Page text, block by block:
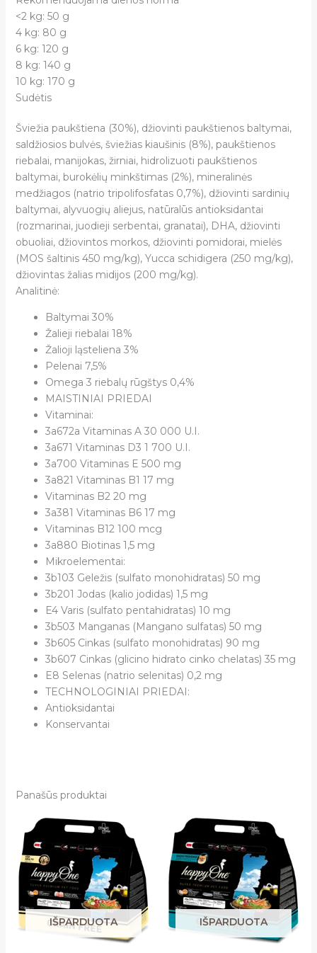
<2 kg: 50 g
4 kg: 80 g
6 kg: 120 g
8 kg: 140 g
10 kg: 170 g
Sudėtis
Šviežia paukštiena (30%), džiovinti paukštienos baltymai,
saldžiosios bulvės, šviežias kiaušinis (8%), paukštienos
riebalai, manijokas, žirniai, hidrolizuoti paukštienos
baltymai, burokėlių minkštimas (2%), mineralinės
medžiagos (natrio tripolifosfatas 0,7%), džiovinti sardinių
baltymai, alyvuogių aliejus, natūralūs antioksidantai
(rozmarinai, juodieji serbentai, granatai), DHA, džiovinti
obuoliai, džiovintos morkos, džiovinti pomidorai, mielės
(MOS šaltinis 450 mg/kg), Yucca schidigera (250 mg/kg),
džiovintas žalias midijos (200 mg/kg).
Analitinė:
Baltymai 30%
Žalieji riebalai 18%
Žalioji ląsteliena 3%
Pelenai 7,5%
Omega 3 riebalų rūgštys 0,4%
MAISTINIAI PRIEDAI
Vitaminai:
3a672a Vitaminas A 30 000 U.I.
3a671 Vitaminas D3 1 700 U.I.
3a700 Vitaminas E 500 mg
3a821 Vitaminas B1 17 mg
Vitaminas B2 20 mg
3a381 Vitaminas B6 17 mg
Vitaminas B12 100 mcg
3a880 Biotinas 1,5 mg
Mikroelementai:
3b103 Geležis (sulfato monohidratas) 50 mg
3b201 Jodas (kalio jodidas) 1,5 mg
E4 Varis (sulfato pentahidratas) 10 mg
3b503 Manganas (Mangano sulfatas) 50 mg
3b605 Cinkas (sulfato monohidratas) 90 mg
3b607 Cinkas (glicino hidrato cinko chelatas) 35 mg
E8 Selenas (natrio selenitas) 0,2 mg
TECHNOLOGINIAI PRIEDAI:
Antioksidantai
Konservantai
Panašūs produktai
IŠPARDUOTA IŠPARDUOTA